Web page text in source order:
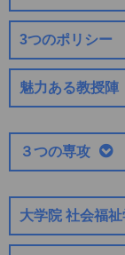
3つのポリシー
魅力ある教授陣
３つの専攻
大学院 社会福